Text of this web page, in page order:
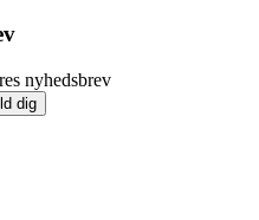
nyhedsbrev
dig